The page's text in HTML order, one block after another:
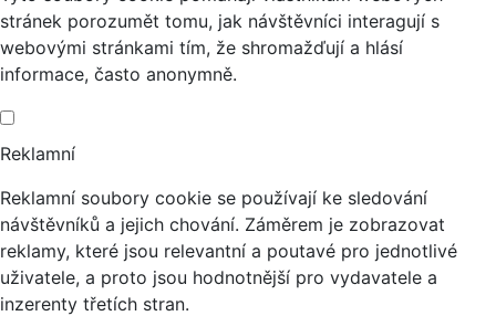
stránek porozumět tomu, jak návštěvníci interagují s
webovými stránkami tím, že shromažďují a hlásí
informace, často anonymně.
Reklamní
Reklamní soubory cookie se používají ke sledování
návštěvníků a jejich chování. Záměrem je zobrazovat
reklamy, které jsou relevantní a poutavé pro jednotlivé
uživatele, a proto jsou hodnotnější pro vydavatele a
inzerenty třetích stran.